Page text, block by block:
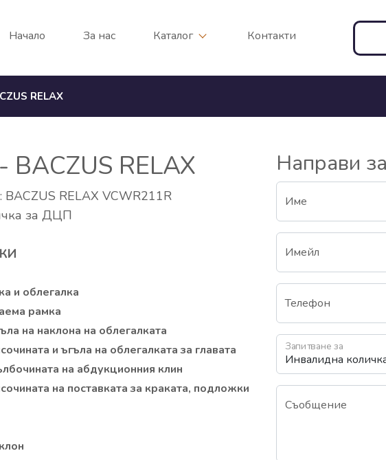
Начало За нас Каталог Контакти
RELAX
RELAX
BACZUS RELAX VCWR211R
за ДЦП
и облегалка
рамка
на наклона на облегалката
и ъгъла на облегалката за главата
на абдукционния клин
на поставката за краката, подложки
Направи
Име
Имейл
Телефон
Запитване за
Съобщение